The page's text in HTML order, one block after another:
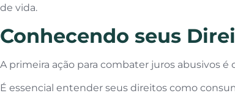
de vida.
Conhecendo seus
A primeira ação para combater juros abusivos
É essencial entender seus direitos como